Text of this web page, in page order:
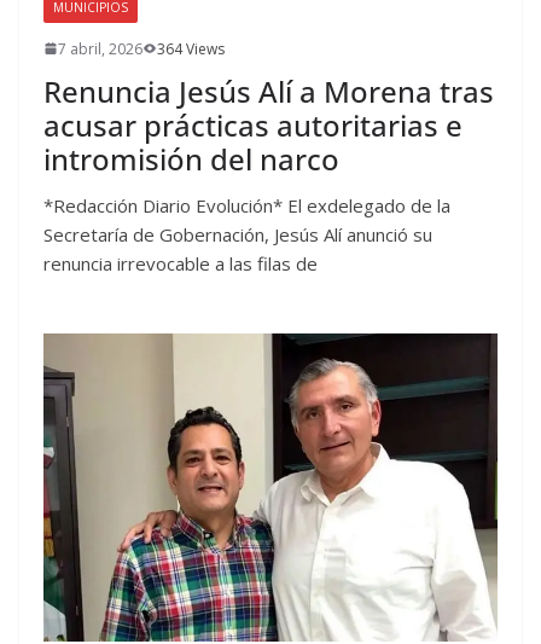
MUNICIPIOS
7 abril, 2026 364 Views
Renuncia Jesús Alí a Morena tras
acusar prácticas autoritarias e
intromisión del narco
*Redacción Diario Evolución* El exdelegado de la
Secretaría de Gobernación, Jesús Alí anunció su
renuncia irrevocable a las filas de